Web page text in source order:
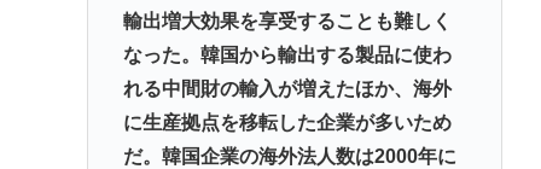
輸出増大効果を享受することも難しく
なった。韓国から輸出する製品に使わ
れる中間財の輸入が増えたほか、海外
に生産拠点を移転した企業が多いため
だ。韓国企業の海外法人数は2000年に